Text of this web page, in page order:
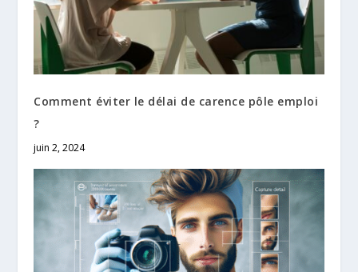
Comment éviter le délai de carence pôle emploi
?
juin 2, 2024